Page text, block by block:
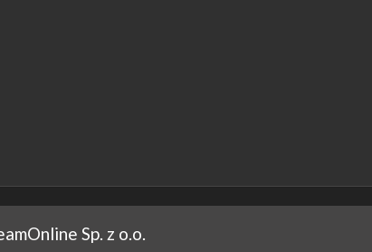
Sp. z o.o.